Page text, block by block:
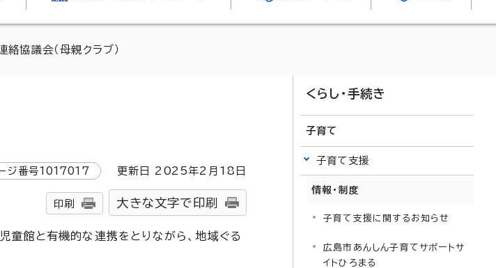
協議会（母親クラブ）
ジ番号1017017 更新日 2025年2月 18 日
印刷 大きな文字で印刷
童館と有機的な連携をとりながら、地域ぐる
くらし・手続き
子育て
子育て支援
情報・制度
子育て支援に関するお知らせ
広島市あんしん子育てサポートサ
イトひろまる